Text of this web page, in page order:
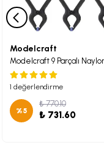
Modelcraft
1 değerlendirme
%5
₺ 770.10
₺ 731.60